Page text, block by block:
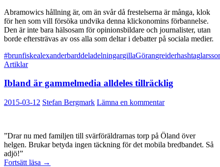
Abramowics hållning är, om än svår då frestelserna är många, klok
för hen som vill försöka undvika denna klickonomins förbannelse.
Den är inte bara hälsosam för opinionsbildare och journalister, utan
borde eftersträvas av oss alla som deltar i debatter på sociala medier.
#brunfiskealexanderbarddeladelningargillaGörangreiderhashtag
Artiklar
Ibland är gammelmedia alldeles tillräcklig
2015-03-12 Stefan Bergmark Lämna en kommentar
”Drar nu med familjen till svärföräldrarnas torp på Öland över
helgen. Brukar betyda ingen täckning för det mobila bredbandet. Så
adjö!”
Fortsätt läsa Ibland
→